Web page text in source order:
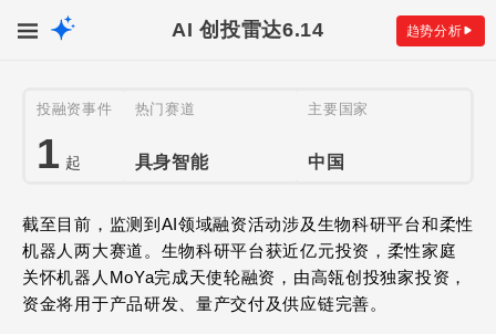
AI 创投雷达6.14 趋势分析
投融资事件
1 起
热门赛道
具身智能
主要国家
中国
截至目前，监测到AI领域融资活动涉及生物科研平台和柔性
机器人两大赛道。生物科研平台获近亿元投资，柔性家庭
关怀机器人MoYa完成天使轮融资，由高瓴创投独家投资，
资金将用于产品研发、量产交付及供应链完善。